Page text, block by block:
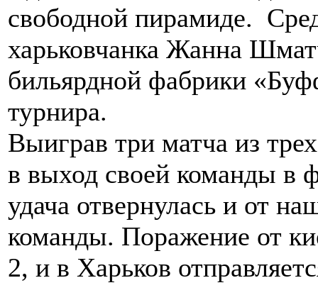
свободной пирамиде.
харьковчанка Жанна
бильярдной фабрики
турнира.
Выиграв три матча из
в выход своей команды
удача отвернулась и от
команды. Поражение от
2, и в Харьков